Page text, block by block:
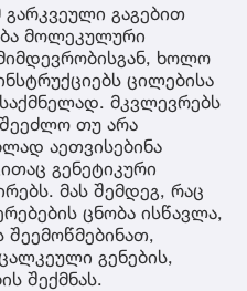
გარკვეული გაგებით
მოლეკულური
ხოლო
ცილებისა
მკვლევრებს
თუ არა
აეთვისებინა
გენეტიკური
მას შემდეგ, რაც
ცნობა ისწავლა,
შეემოწმებინათ,
გენების,
შექმნას.